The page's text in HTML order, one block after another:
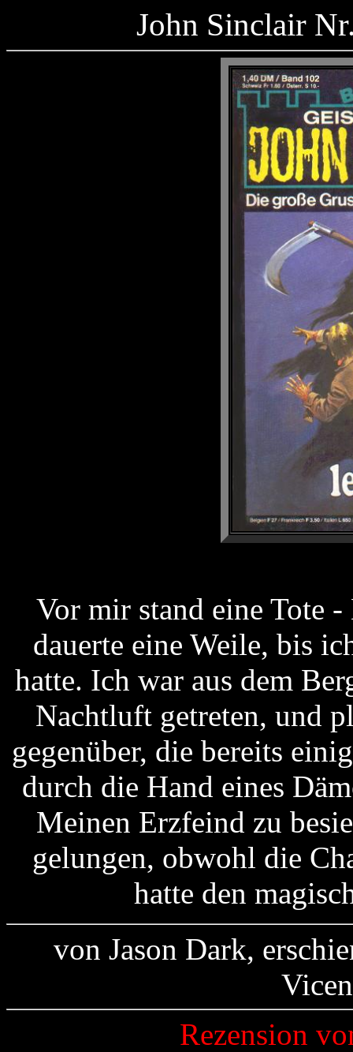
John Sinclair
Vor mir stand eine Tote
dauerte eine Weile, bis
hatte. Ich war aus dem
Nachtluft getreten, und
gegenüber, die bereits
durch die Hand eines
Meinen Erzfeind zu
gelungen, obwohl die
hatte den
von Jason Dark,
Rezension